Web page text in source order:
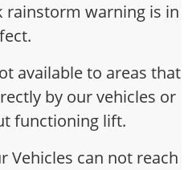
rainstorm warning is in
available to areas that
by our vehicles or
functioning lift.
Vehicles can not reach